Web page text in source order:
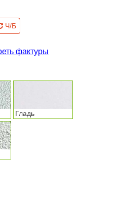
Ч/Б
фактуры
Гладь